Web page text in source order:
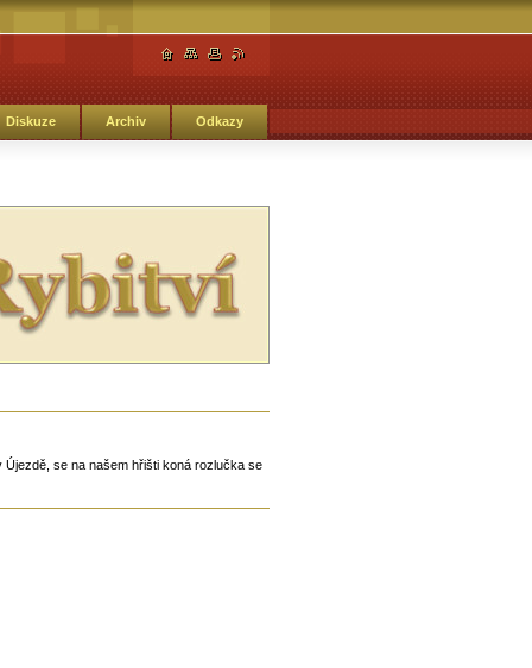
Diskuze Archiv Odkazy
se na našem hřišti koná rozlučka se